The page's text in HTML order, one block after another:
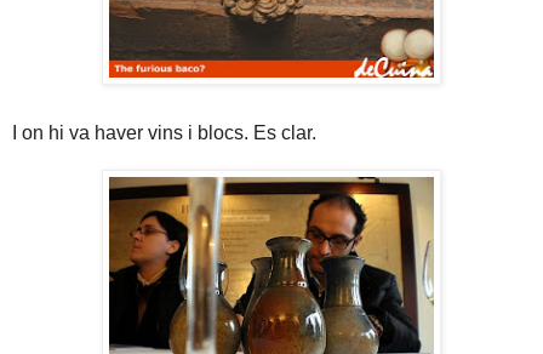
I on hi va haver vins i blocs. Es clar.